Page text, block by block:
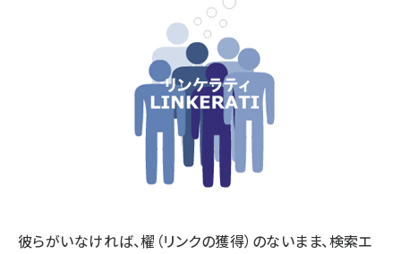
彼らがいなければ、櫂（リンクの獲得）のないまま、検索エ